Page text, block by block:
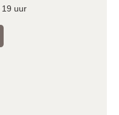
19 uur